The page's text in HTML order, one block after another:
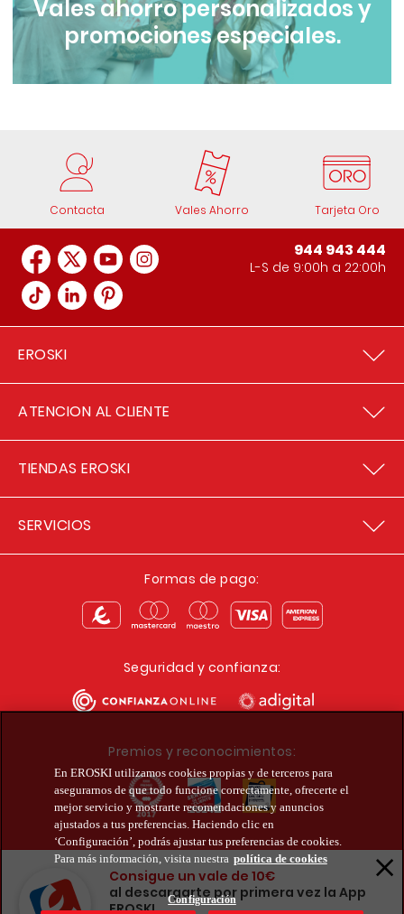
Vales ahorro personalizados y
promociones especiales.
Consigue un vale de 10€
al descargarte por primera vez la App
EROSKI
Contacta Vales Ahorro Tarjeta Oro
944 943 444
L-S de 9:00h a 22:00h
EROSKI
ATENCION AL CLIENTE
TIENDAS EROSKI
SERVICIOS
Formas de pago:
Seguridad y confianza:
Premios y reconocimientos:
Descarga la app del club
En EROSKI utilizamos cookies propias y de terceros para
asegurarnos de que todo funcione correctamente, ofrecerte el
mejor servicio y mostrarte recomendaciones y anuncios
ajustados a tus preferencias. Haciendo clic en
‘Configuración’, podrás ajustar tus preferencias de cookies.
Para más información, visita nuestra política de cookies
Configuración